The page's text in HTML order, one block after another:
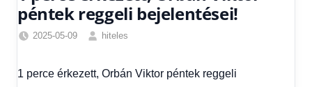
péntek reggeli bejelentései!
2025-05-09
hiteles
Hírek,
1 perce érkezett, Orbán Viktor péntek reggeli